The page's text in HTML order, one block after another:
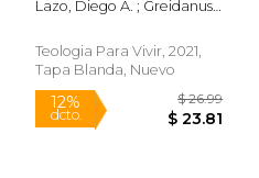
Lazo, Diego A. ; Greidanus,
Teologia Para Vivir, 2021,
Tapa Blanda, Nuevo